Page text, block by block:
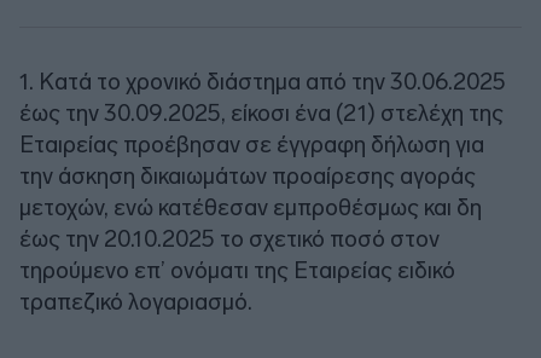
1. Κατά το χρονικό διάστημα από την 30.06.2025
έως την 30.09.2025, είκοσι ένα (21) στελέχη της
Εταιρείας προέβησαν σε έγγραφη δήλωση για
την άσκηση δικαιωμάτων προαίρεσης αγοράς
μετοχών, ενώ κατέθεσαν εμπροθέσμως και δη
έως την 20.10.2025 το σχετικό ποσό στον
τηρούμενο επ’ ονόματι της Εταιρείας ειδικό
τραπεζικό λογαριασμό.